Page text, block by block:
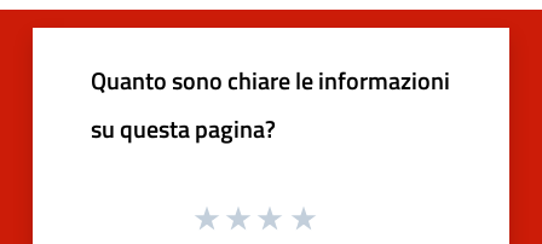
Quanto sono chiare le informazioni
su questa pagina?